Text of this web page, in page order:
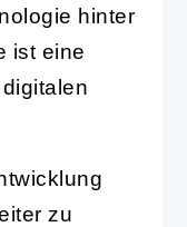
hinter
ist eine
zu